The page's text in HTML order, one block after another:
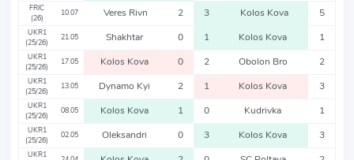
FRIC
(26)
10.07 Veres Rivn 2 3 Kolos Kova 5
UKR1
(25/26)
21.05 Shakhtar 0 1 Kolos Kova 1
UKR1
(25/26)
17.05 Kolos Kova 0 2 Obolon Bro 2
UKR1
(25/26)
13.05 Dynamo Kyi 2 1 Kolos Kova 3
UKR1
(25/26)
08.05 Kolos Kova 1 0 Kudrivka 1
UKR1
(25/26)
02.05 Oleksandri 0 3 Kolos Kova 3
UKR1